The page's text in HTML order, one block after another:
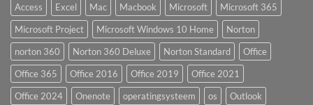
Access Excel Mac Macbook Microsoft
Microsoft 365
Microsoft Project
Microsoft Windows 10 Home
Norton
norton 360
Norton 360 Deluxe Norton Standard
Office
Office 365
Office 2016 Office 2019
Office 2021
Office 2024
Onenote operatingsysteem os
Outlook